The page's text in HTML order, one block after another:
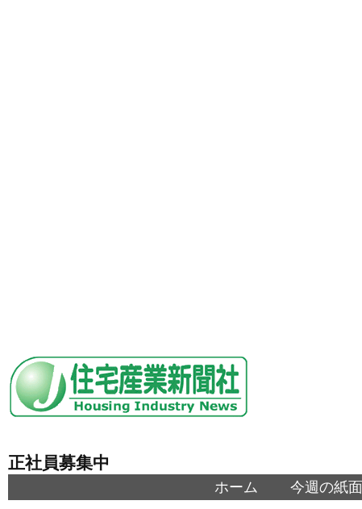
正社員募集中
ホーム 今週の紙面